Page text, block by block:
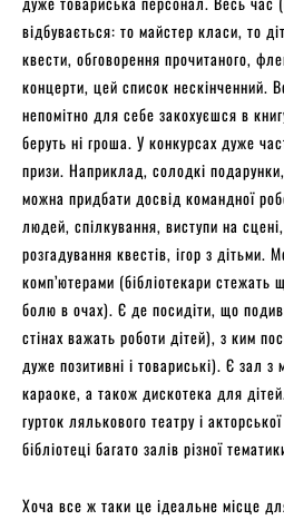
відбувається: то майстер класи, то
квести, обговорення прочитаного,
концерти, цей список нескінченний.
непомітно для себе закохуєшся в
беруть ні гроша. У конкурсах дуже
призи. Наприклад, солодкі
можна придбати досвід командної
людей, спілкування, виступи на
розгадування квестів, ігор з дітьми.
комп’ютерами (бібліотекари стежать
болю в очах). Є де посидіти, що
стінах важать роботи дітей), з ким
дуже позитивні і товариські). Є зал з
караоке, а також дискотека для
гурток лялькового театру і
бібліотеці багато залів різної
Хоча все ж таки це ідеальне місце